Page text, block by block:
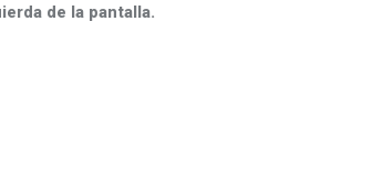
de la pantalla.